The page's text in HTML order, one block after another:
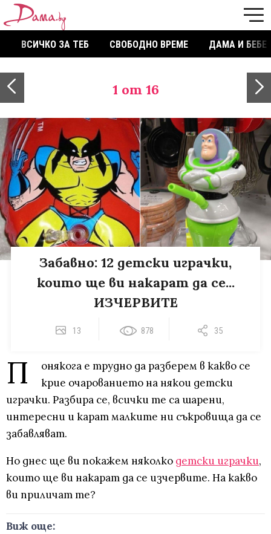
ВСИЧКО ЗА ТЕБ СВОБОДНО ВРЕМЕ ДАМА И БЕБЕ
1 от 16
Забавно: 12 детски играчки,
които ще ви накарат да се...
ИЗЧЕРВИТЕ
13 878 35
П
онякога е трудно да разберем в какво се
крие очарованието на някои детски
играчки. Разбира се, всички те са шарени,
интересни и карат малките ни съкровища да се
забавляват.
Но днес ще ви покажем няколко детски играчки,
които ще ви накарат да се изчервите. На какво
ви приличат те?
Виж още: